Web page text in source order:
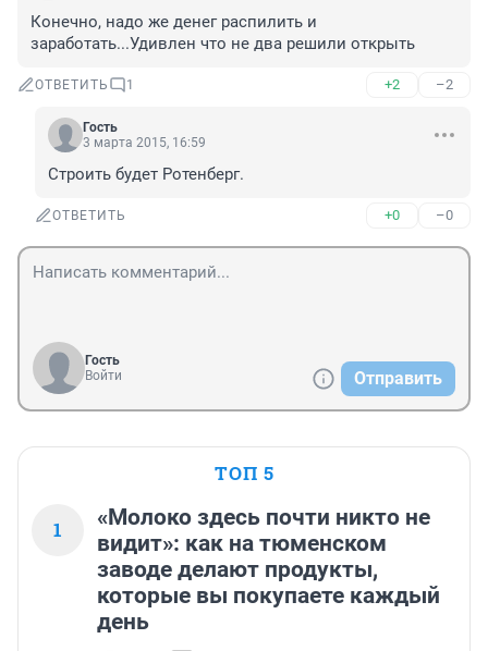
Конечно, надо же денег распилить и
заработать...Удивлен что не два решили открыть
ОТВЕТИТЬ 1 +2 –2
Гость
3 марта 2015, 16:59
Строить будет Ротенберг.
ОТВЕТИТЬ +0 –0
Гость
Войти
Отправить
ТОП 5
1
«Молоко здесь почти никто не
видит»: как на тюменском
заводе делают продукты,
которые вы покупаете каждый
день